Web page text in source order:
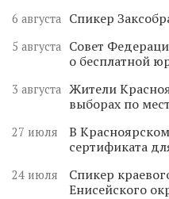
6 августа Спикер
5 августа
Совет
о бесплатной
3 августа Жители
выборах по
27 июля
В
сертификата
24 июля
Спикер
Енисейского